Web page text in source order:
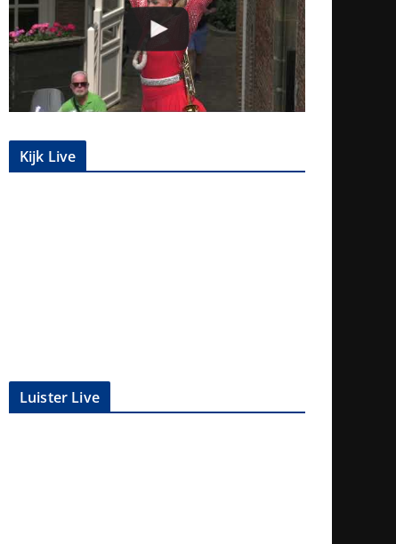
Kijk Live
Luister Live